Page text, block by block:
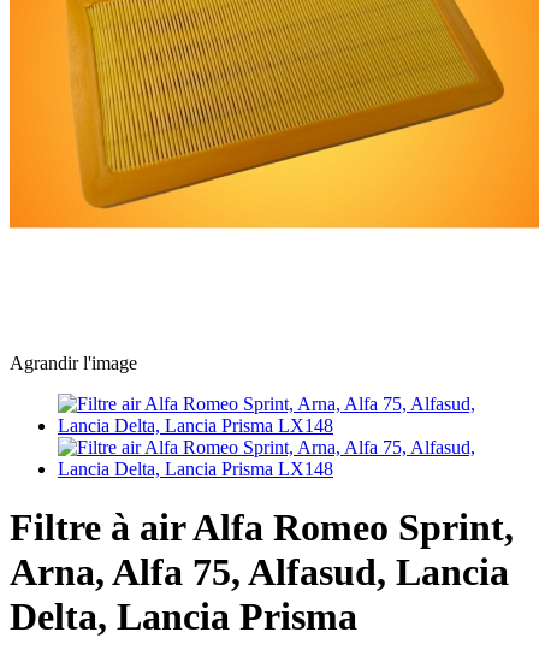
Agrandir l'image
Filtre à air Alfa Romeo Sprint,
Arna, Alfa 75, Alfasud, Lancia
Delta, Lancia Prisma